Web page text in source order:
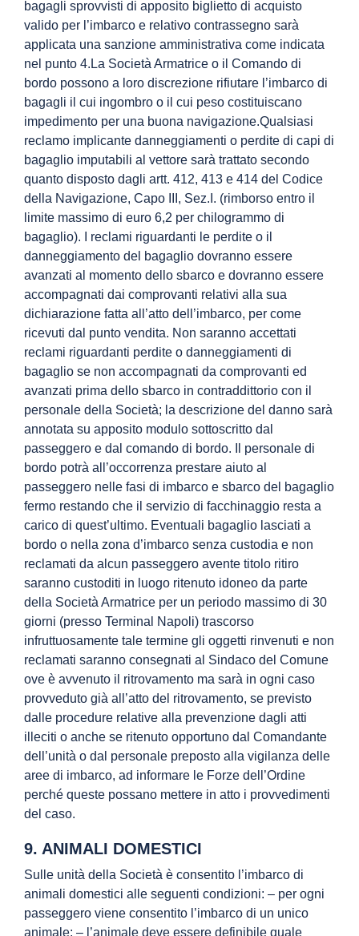
bagagli sprovvisti di apposito biglietto di acquisto
valido per l’imbarco e relativo contrassegno sarà
applicata una sanzione amministrativa come indicata
nel punto 4.La Società Armatrice o il Comando di
bordo possono a loro discrezione rifiutare l’imbarco di
bagagli il cui ingombro o il cui peso costituiscano
impedimento per una buona navigazione.Qualsiasi
reclamo implicante danneggiamenti o perdite di capi di
bagaglio imputabili al vettore sarà trattato secondo
quanto disposto dagli artt. 412, 413 e 414 del Codice
della Navigazione, Capo III, Sez.I. (rimborso entro il
limite massimo di euro 6,2 per chilogrammo di
bagaglio). I reclami riguardanti le perdite o il
danneggiamento del bagaglio dovranno essere
avanzati al momento dello sbarco e dovranno essere
accompagnati dai comprovanti relativi alla sua
dichiarazione fatta all’atto dell’imbarco, per come
ricevuti dal punto vendita. Non saranno accettati
reclami riguardanti perdite o danneggiamenti di
bagaglio se non accompagnati da comprovanti ed
avanzati prima dello sbarco in contraddittorio con il
personale della Società; la descrizione del danno sarà
annotata su apposito modulo sottoscritto dal
passeggero e dal comando di bordo. Il personale di
bordo potrà all’occorrenza prestare aiuto al
passeggero nelle fasi di imbarco e sbarco del bagaglio
fermo restando che il servizio di facchinaggio resta a
carico di quest’ultimo. Eventuali bagaglio lasciati a
bordo o nella zona d’imbarco senza custodia e non
reclamati da alcun passeggero avente titolo ritiro
saranno custoditi in luogo ritenuto idoneo da parte
della Società Armatrice per un periodo massimo di 30
giorni (presso Terminal Napoli) trascorso
infruttuosamente tale termine gli oggetti rinvenuti e non
reclamati saranno consegnati al Sindaco del Comune
ove è avvenuto il ritrovamento ma sarà in ogni caso
provveduto già all’atto del ritrovamento, se previsto
dalle procedure relative alla prevenzione dagli atti
illeciti o anche se ritenuto opportuno dal Comandante
dell’unità o dal personale preposto alla vigilanza delle
aree di imbarco, ad informare le Forze dell’Ordine
perché queste possano mettere in atto i provvedimenti
del caso.
9. ANIMALI DOMESTICI
Sulle unità della Società è consentito l’imbarco di
animali domestici alle seguenti condizioni: – per ogni
passeggero viene consentito l’imbarco di un unico
animale; – l’animale deve essere definibile quale